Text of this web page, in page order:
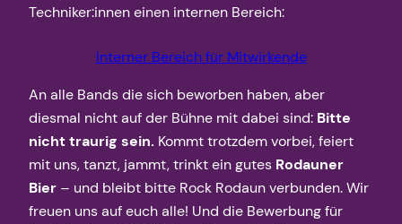
Techniker:innen einen internen Bereich:
Interner Bereich für Mitwirkende
An alle Bands die sich beworben haben, aber
diesmal nicht auf der Bühne mit dabei sind: Bitte
nicht traurig sein. Kommt trotzdem vorbei, feiert
mit uns, tanzt, jammt, trinkt ein gutes Rodauner
Bier – und bleibt bitte Rock Rodaun verbunden. Wir
freuen uns auf euch alle! Und die Bewerbung für